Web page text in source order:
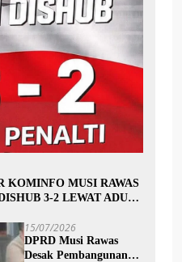
KOMINFO MUSI RAWAS
3-2 LEWAT ADU
15/07/2026
DPRD Musi Rawas
Desak Pembangunan